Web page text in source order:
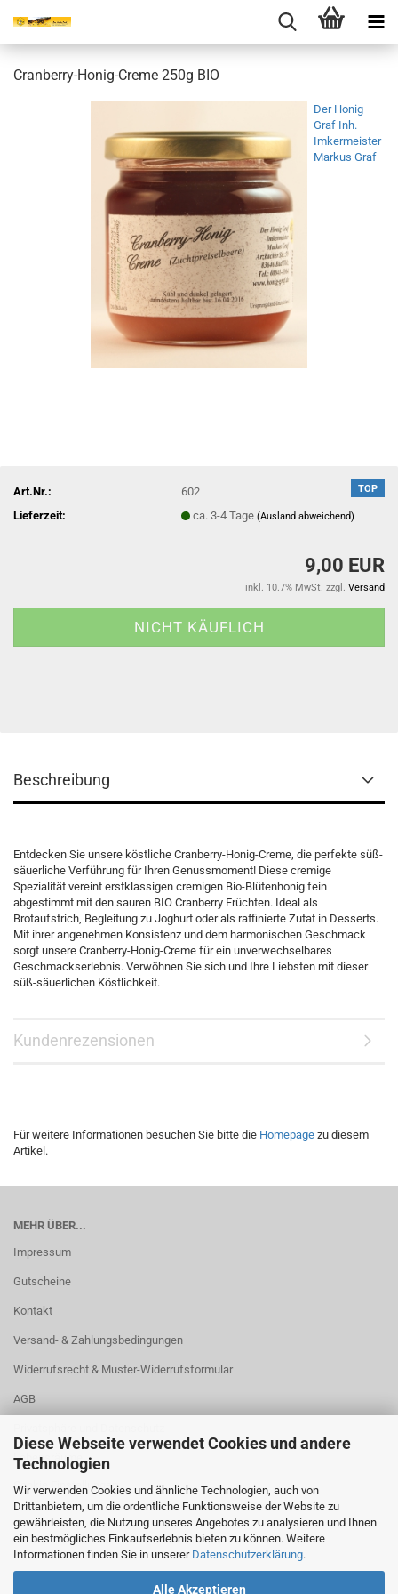
Diese Webseite verwendet Cookies und andere
Technologien
Wir verwenden Cookies und ähnliche Technologien, auch von
Drittanbietern, um die ordentliche Funktionsweise der Website zu
gewährleisten, die Nutzung unseres Angebotes zu analysieren und Ihnen
ein bestmögliches Einkaufserlebnis bieten zu können. Weitere
Informationen finden Sie in unserer Datenschutzerklärung.
Alle Akzeptieren
Cranberry-Honig-Creme 250g BIO
Der Honig
Graf Inh.
Imkermeister
Markus Graf
TOP
Art.Nr.:
602
Lieferzeit:
ca. 3-4 Tage(Ausland abweichend)
9,00 EUR
inkl. 10.7% MwSt. zzgl. Versand
Beschreibung
Entdecken Sie unsere köstliche Cranberry-Honig-Creme, die perfekte süß-
säuerliche Verführung für Ihren Genussmoment! Diese cremige
Spezialität vereint erstklassigen cremigen Bio-Blütenhonig fein
abgestimmt mit den sauren BIO Cranberry Früchten. Ideal als
Brotaufstrich, Begleitung zu Joghurt oder als raffinierte Zutat in Desserts.
Mit ihrer angenehmen Konsistenz und dem harmonischen Geschmack
sorgt unsere Cranberry-Honig-Creme für ein unverwechselbares
Geschmackserlebnis. Verwöhnen Sie sich und Ihre Liebsten mit dieser
süß-säuerlichen Köstlichkeit.
Kundenrezensionen
Für weitere Informationen besuchen Sie bitte die Homepage zu diesem
Artikel.
MEHR ÜBER...
Impressum
Gutscheine
Kontakt
Versand- & Zahlungsbedingungen
Widerrufsrecht & Muster-Widerrufsformular
AGB
Lebensräume
Cookie Einstellungen